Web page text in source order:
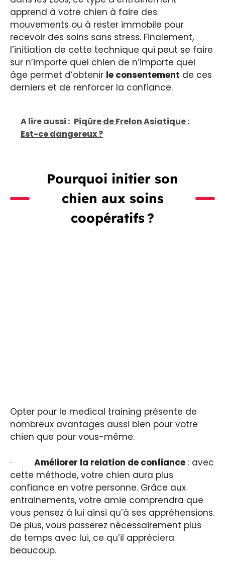
apprend à votre chien à faire des
mouvements ou à rester immobile pour
recevoir des soins sans stress. Finalement,
l’initiation de cette technique qui peut se faire
sur n’importe quel chien de n’importe quel
âge permet d’obtenir le consentement de ces
derniers et de renforcer la confiance.
A lire aussi : Piqûre de Frelon Asiatique :
Est-ce dangereux ?
Pourquoi initier son
chien aux soins
coopératifs ?
Opter pour le medical training présente de
nombreux avantages aussi bien pour votre
chien que pour vous-même.
· Améliorer la relation de confiance : avec
cette méthode, votre chien aura plus
confiance en votre personne. Grâce aux
entrainements, votre amie comprendra que
vous pensez à lui ainsi qu’à ses appréhensions.
De plus, vous passerez nécessairement plus
de temps avec lui, ce qu’il appréciera
beaucoup.